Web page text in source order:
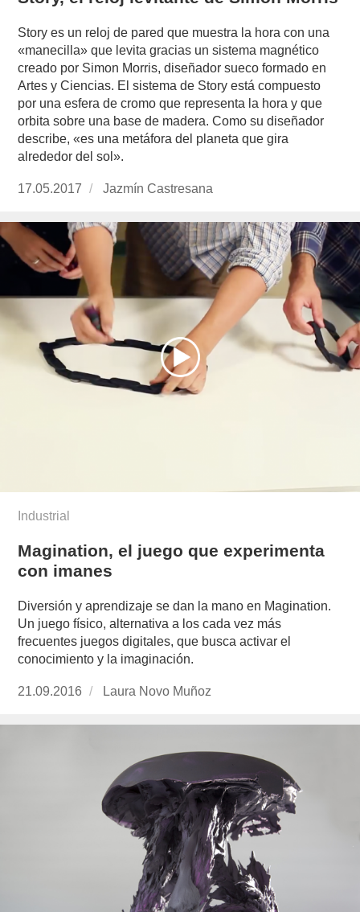
Story es un reloj de pared que muestra la hora con una
«manecilla» que levita gracias un sistema magnético
creado por Simon Morris, diseñador sueco formado en
Artes y Ciencias. El sistema de Story está compuesto
por una esfera de cromo que representa la hora y que
orbita sobre una base de madera. Como su diseñador
describe, «es una metáfora del planeta que gira
alrededor del sol».
Publicado
17.05.2017
https://www.experimenta.es/author/jazmin-
Jazmín Castresana
Industrial
Magination, el juego que experimenta
con imanes
Diversión y aprendizaje se dan la mano en Magination.
Un juego físico, alternativa a los cada vez más
frecuentes juegos digitales, que busca activar el
conocimiento y la imaginación.
Publicado
21.09.2016
https://www.experimenta.es/author/laura-
Laura Novo Muñoz